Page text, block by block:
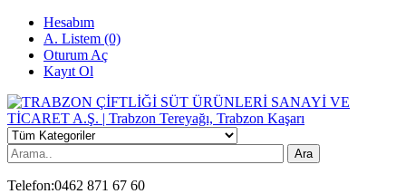
Hesabım
A. Listem (0)
Oturum Aç
Kayıt Ol
Ara
Telefon:0462 871 67 60